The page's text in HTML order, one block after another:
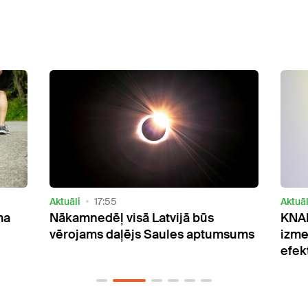
Aktuāli 06:38
KNAB esošo korupcijas
izmeklēšanas modeli nosauc par